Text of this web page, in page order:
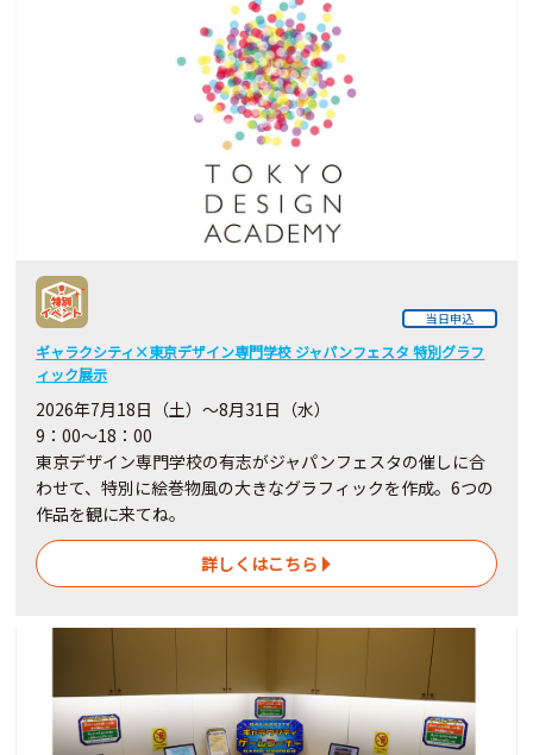
当日申込
ギャラクシティ×東京デザイン専門学校 ジャパンフェスタ 特別グラフ
ィック展示
2026年7月18日（土）～8月31日（水）
9：00～18：00
東京デザイン専門学校の有志がジャパンフェスタの催しに合
わせて、特別に絵巻物風の大きなグラフィックを作成。6つの
作品を観に来てね。
詳しくはこちら